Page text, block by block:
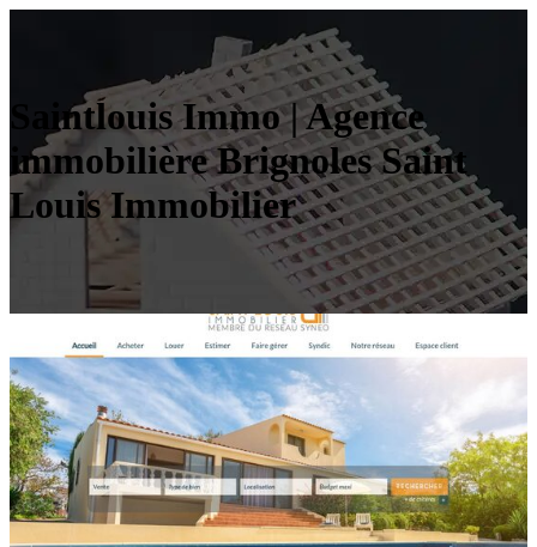
Saintlouis Immo | Agence
immobilière Brignoles Saint
Louis Immobilier